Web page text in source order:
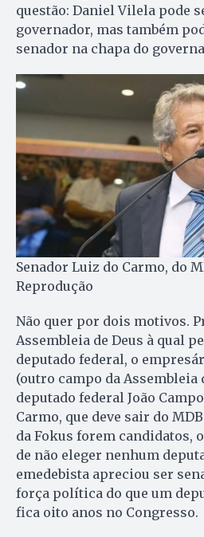
questão: Daniel Vilela pode
governador, mas também
senador na chapa do
Senador Luiz do Carmo, do
Reprodução
Não quer por dois motivos.
Assembleia de Deus à qual
deputado federal, o
(outro campo da Assembleia
deputado federal João
Carmo, que deve sair do
da Fokus forem candidatos,
de não eleger nenhum
emedebista apreciou ser
força política do que um
fica oito anos no Congresso.